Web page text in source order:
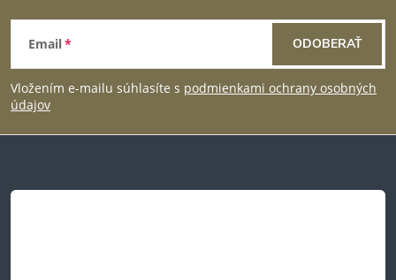
Z
á
p
t
Email
Vložením e-mailu súhlasíte s podmienkami ochrany osobných
údajov
ODOBERAŤ